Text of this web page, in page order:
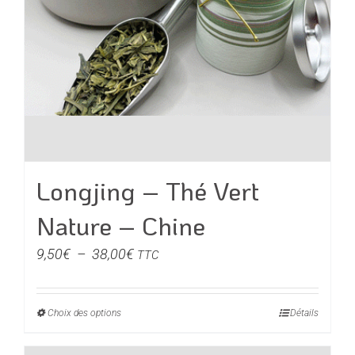
produit
Longjing – Thé Vert
Nature – Chine
9,50€ – 38,00€Plage
prix :
TTC
Choix des optionsCe
Détails